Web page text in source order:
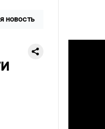
новость